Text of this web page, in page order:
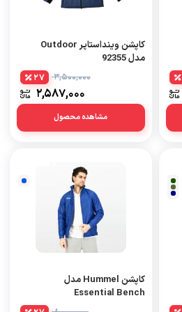
کاپشن وینداستاپر Outdoor
مدل 92355
3,500,000
2,587,000
27
مشاهده محصول
کاپشن Hummel مدل
Essential Bench